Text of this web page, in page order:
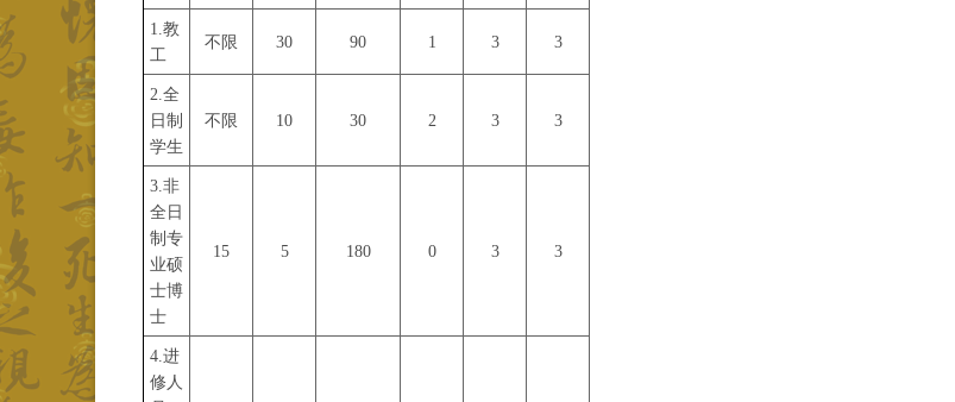
1.教
工
不限 30 90 1 3 3
2.全
日制
学生
不限 10 30 2 3 3
3.非
全日
制专
业硕
士博
士
15 5 180 0 3 3
4.进
修人